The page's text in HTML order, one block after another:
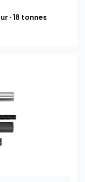
∙ 18 tonnes